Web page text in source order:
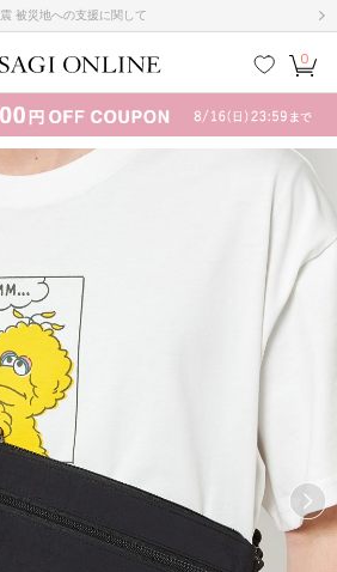
被災地への支援に関して
お気
に入
カー
ト
0
M N
T U
その
他